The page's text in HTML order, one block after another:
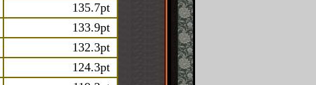
135.7pt
133.9pt
132.3pt
124.3pt